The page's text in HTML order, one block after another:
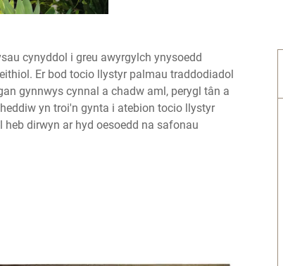
cynyddol i greu awyrgylch ynysoedd
Er bod tocio llystyr palmau traddodiadol
gynnwys cynnal a chadw aml, perygl tân a
yn troi'n gynta i atebion tocio llystyr
dirwyn ar hyd oesoedd na safonau